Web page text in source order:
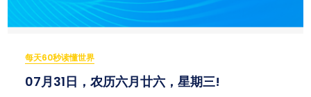
每天60秒读懂世界
07月31日，农历六月廿六，星期三!